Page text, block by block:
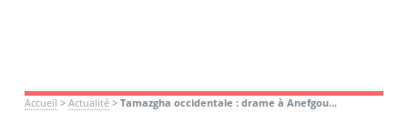
Accueil > Actualité> Tamazgha occidentale : drame à Anefgou...